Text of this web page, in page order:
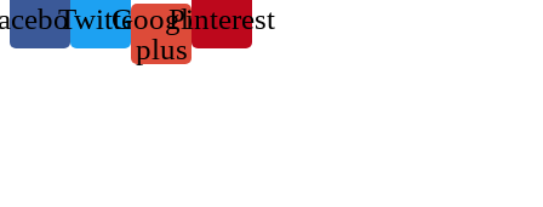
TwitterGoogle-
plus
Pinterest